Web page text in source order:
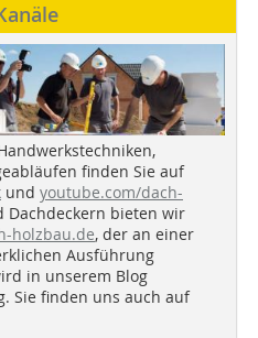
finden Sie auf
und youtube.com/dach-
Dachdeckern bieten wir
holzbau.de, der an einer
Ausführung
in unserem Blog
Sie finden uns auch auf